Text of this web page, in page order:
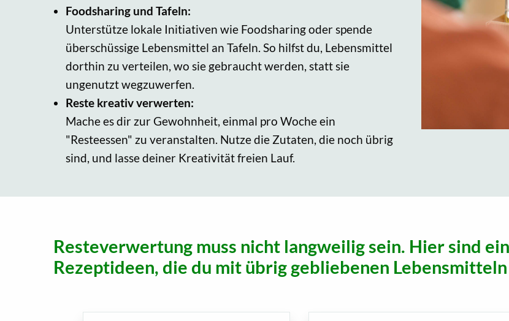
Foodsharing und Tafeln:
Unterstütze lokale Initiativen wie Foodsharing oder spende
überschüssige Lebensmittel an Tafeln. So hilfst du, Lebensmittel
dorthin zu verteilen, wo sie gebraucht werden, statt sie
ungenutzt wegzuwerfen.
Reste kreativ verwerten:
Mache es dir zur Gewohnheit, einmal pro Woche ein
"Resteessen" zu veranstalten. Nutze die Zutaten, die noch übrig
sind, und lasse deiner Kreativität freien Lauf.
Resteverwertung muss nicht langweilig sein. Hier sind
Rezeptideen, die du mit übrig gebliebenen